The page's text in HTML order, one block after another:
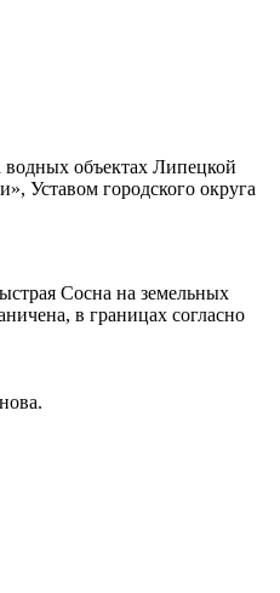
объектах Липецкой
Уставом городского округа
Сосна на земельных
в границах согласно